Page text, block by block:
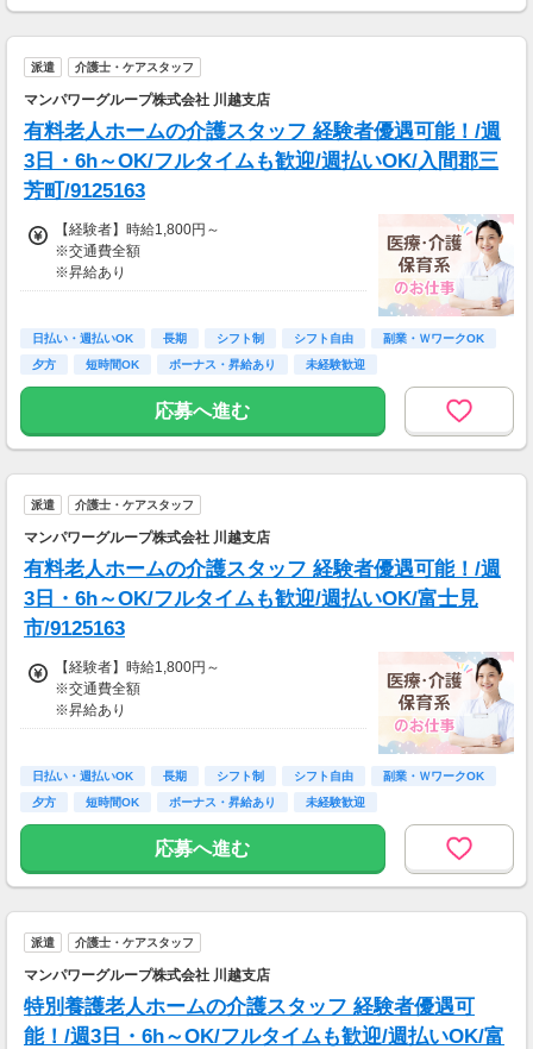
※資格手当あり（時給50円～UP/資格の種類に
よって異なる）
※週払いOK（規定あり）
→金曜日締め最短翌週火曜日にお給料GET♪
（稼働開始時は手続き完了次第となります）
交通費：別途全額支給
※車・バイク通勤に関して施設により異なる場
合あり（応相談）
派遣 介護士・ケアスタッフ
マンパワーグループ株式会社 川越支店
有料老人ホームの介護スタッフ 経験者優遇可能！/週
3日・6h～OK/フルタイムも歓迎/週払いOK/入間郡三
芳町/9125163
【経験者】時給1,800円～
※交通費全額
※昇給あり
◎日勤／経験者の場合
・日収(1,800*8)円（時給1,800円×8h）
※資格手当あり（時給50円～UP/資格の種類に
よって異なる）
※週払いOK（規定あり）
（稼働開始時は手続き完了次第となります）
交通費：別途全額支給
※車・バイク通勤に関して施設により異なる場
合あり（応相談）
日払い・週払いOK 長期 シフト制 シフト自由
副業・ＷワークOK
夕方
短時間OK ボーナス・昇給あり 未経験歓迎
応募へ進む
派遣 介護士・ケアスタッフ
マンパワーグループ株式会社 川越支店
有料老人ホームの介護スタッフ 経験者優遇可能！/週
3日・6h～OK/フルタイムも歓迎/週払いOK/富士見
市/9125163
【経験者】時給1,800円～
※交通費全額
※昇給あり
◎日勤／経験者の場合
・日収(1,800*8)円（時給1,800円×8h）
※資格手当あり（時給50円～UP/資格の種類に
よって異なる）
※週払いOK（規定あり）
日払い・週払いOK 長期 シフト制 シフト自由
副業・ＷワークOK
夕方
短時間OK ボーナス・昇給あり 未経験歓迎
応募へ進む
派遣 介護士・ケアスタッフ
マンパワーグループ株式会社 川越支店
特別養護老人ホームの介護スタッフ 経験者優遇可
能！/週3日・6h～OK/フルタイムも歓迎/週払いOK/富